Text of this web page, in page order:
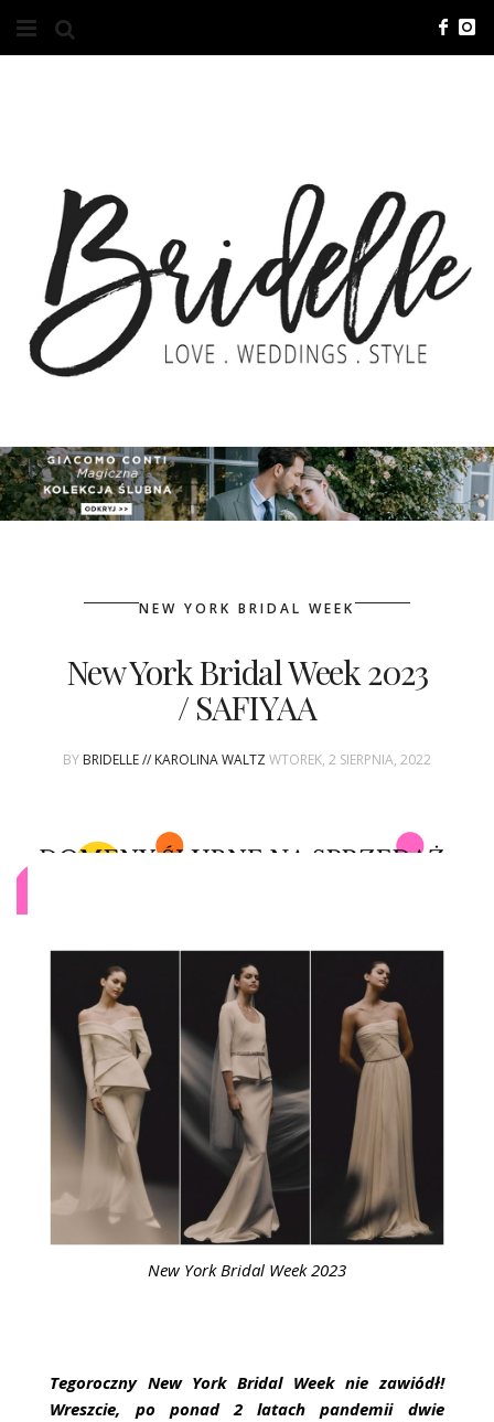
O NAS
KONTAKT
REKLAMA
ADVERTISING
ZGŁOSZENIA
KONKURSY
WASZE ŚLUBY
BRI GROUP
ŚLUBNE STYLE
MAGAZYNY
ARCHIWUM
NEW YORK BRIDAL WEEK
New York Bridal Week 2023
/ SAFIYAA
BY BRIDELLE // KAROLINA WALTZWTOREK, 2 SIERPNIA, 2022
New York Bridal Week 2023
Tegoroczny New York Bridal Week nie zawiódł!
Wreszcie, po ponad 2 latach pandemii dwie